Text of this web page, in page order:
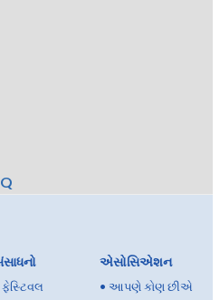
ફેસ્ટિવલ
એસોસિએશન
•આપણે કોણ છીએ